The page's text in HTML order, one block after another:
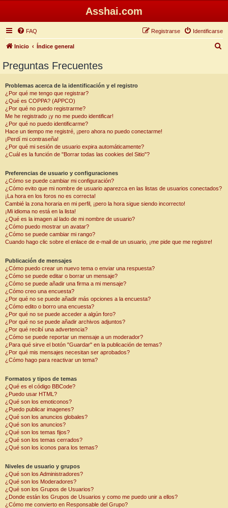
Asshai.com
FAQ Identificarse
Registrarse
Inicio Índice general
Preguntas Frecuentes
Problemas acerca de la identificación y el registro
¿Por qué me tengo que registrar?
¿Qué es COPPA? (APPCO)
¿Por qué no puedo registrarme?
Me he registrado ¡y no me puedo identificar!
¿Por qué no puedo identificarme?
Hace un tiempo me registré, ¡pero ahora no puedo conectarme!
¡Perdí mi contraseña!
¿Por qué mi sesión de usuario expira automáticamente?
¿Cuál es la función de "Borrar todas las cookies del Sitio"?
Preferencias de usuario y configuraciones
¿Cómo se puede cambiar mi configuración?
¿Cómo evito que mi nombre de usuario aparezca en las listas de usuarios conectados?
¡La hora en los foros no es correcta!
Cambié la zona horaria en mi perfil, ¡pero la hora sigue siendo incorrecto!
¡Mi idioma no está en la lista!
¿Qué es la imagen al lado de mi nombre de usuario?
¿Cómo puedo mostrar un avatar?
¿Cómo se puede cambiar mi rango?
Cuando hago clic sobre el enlace de e-mail de un usuario, ¡me pide que me registre!
Publicación de mensajes
¿Cómo puedo crear un nuevo tema o enviar una respuesta?
¿Cómo se puede editar o borrar un mensaje?
¿Cómo se puede añadir una firma a mi mensaje?
¿Cómo creo una encuesta?
¿Por qué no se puede añadir más opciones a la encuesta?
¿Cómo edito o borro una encuesta?
¿Por qué no se puede acceder a algún foro?
¿Por qué no se puede añadir archivos adjuntos?
¿Por qué recibí una advertencia?
¿Cómo se puede reportar un mensaje a un moderador?
¿Para qué sirve el botón "Guardar" en la publicación de temas?
¿Por qué mis mensajes necesitan ser aprobados?
¿Cómo hago para reactivar un tema?
Formatos y tipos de temas
¿Qué es el código BBCode?
¿Puedo usar HTML?
¿Qué son los emoticonos?
¿Puedo publicar imagenes?
¿Qué son los anuncios globales?
¿Qué son los anuncios?
¿Qué son los temas fijos?
¿Qué son los temas cerrados?
¿Qué son los iconos para los temas?
Niveles de usuario y grupos
¿Qué son los Administradores?
¿Qué son los Moderadores?
¿Qué son los Grupos de Usuarios?
¿Donde están los Grupos de Usuarios y como me puedo unir a ellos?
¿Cómo me convierto en Responsable del Grupo?